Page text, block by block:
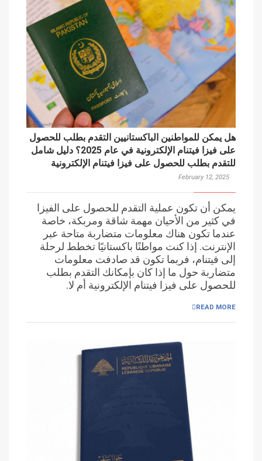
هل يمكن للمواطنين الباكستانيين التقدم بطلب للحصول
على فيزا فيتنام الإلكترونية في عام 2025؟ دليل شامل
للتقدم بطلب للحصول على فيزا فيتنام الإلكترونية
February 12, 2025
يمكن أن تكون عملية التقدم للحصول على الفيزا
في كثير من الأحيان مهمة شاقة ومربكة، خاصة
عندما تكون هناك معلومات متضاربة متاحة عبر
الإنترنت. إذا كنت مواطنًا باكستانيًا تخطط لرحلة
إلى فيتنام، فربما تكون قد صادفت معلومات
متضاربة حول ما إذا كان بإمكانك التقدم بطلب
للحصول على فيزا فيتنام الإلكترونية أم لا.
READ MORE